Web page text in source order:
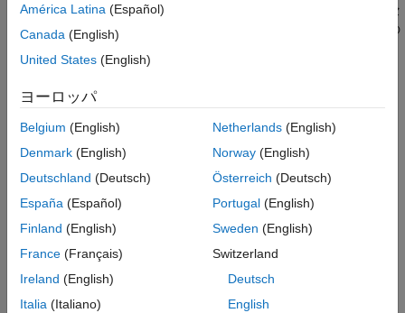
説明
例
チェック情報
参考
チェックしません。そのため、バッファーの末尾より先にアクセ
スすることになります。これは未定義の動作です。バッファーの
strchr、strspn、strcspn
Polyspace実装
コード内で以下のいずれかの名前が使用されている場合、
Polyspace
は違反を報告します。
strcpy
strcmp
strcat
América Latina (Español)
Canada (English)
United States (English)
ヨーロッパ
Belgium (English)
Denmark (English)
Deutschland (Deutsch)
España (Español)
Finland (English)
France (Français)
Ireland (English)
Italia (Italiano)
Netherlands(English)
Norway(English)
Österreich (Deutsch)
Portugal(English)
Sweden (English)
Switzerland
Deutsch
English